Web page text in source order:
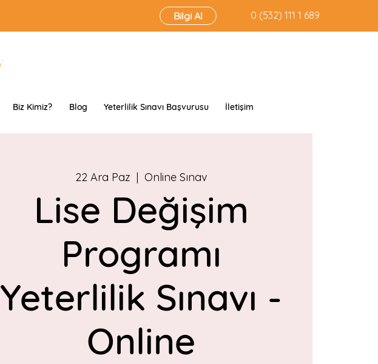
Bilgi Al ‭0 (532) 111 1 689‬
Biz Kimiz? Blog Yeterlilik Sınavı Başvurusu İletişim
22 Ara Paz
  |
Online Sınav
Lise Değişim
Programı
Yeterlilik Sınavı -
Online